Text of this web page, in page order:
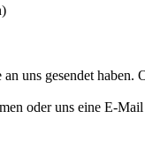
uns gesendet haben.
oder uns eine E-Mail